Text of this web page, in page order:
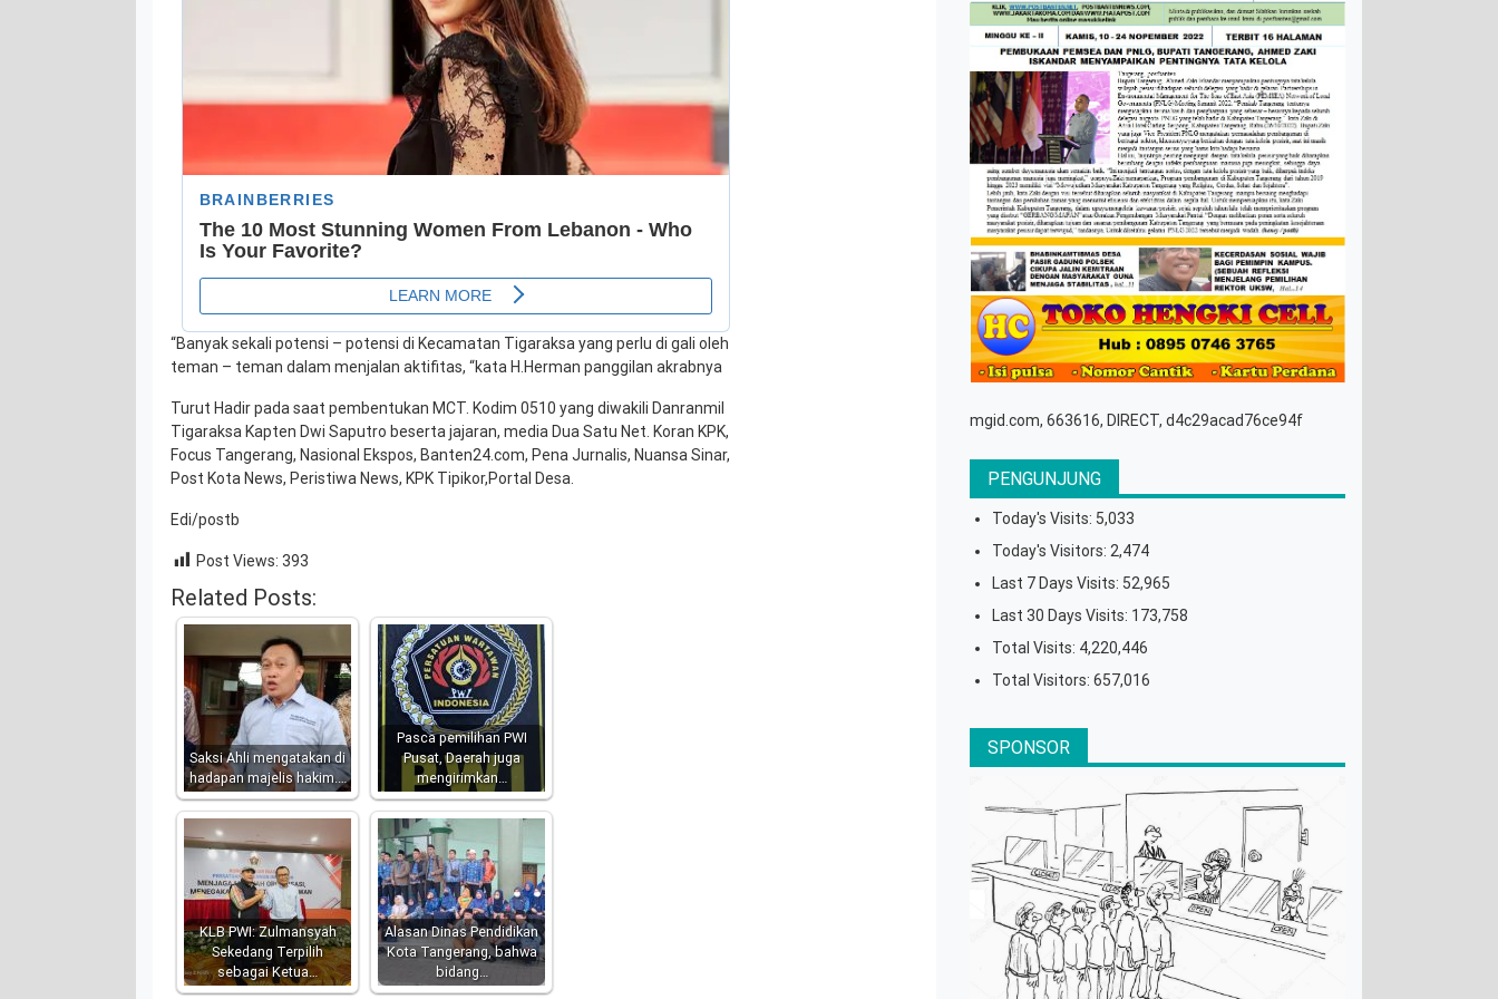
“Banyak sekali potensi – potensi di Kecamatan Tigaraksa yang perlu di gali oleh
teman – teman dalam menjalan aktifitas, “kata H.Herman panggilan akrabnya
Turut Hadir pada saat pembentukan MCT. Kodim 0510 yang diwakili Danranmil
Tigaraksa Kapten Dwi Saputro beserta jajaran, media Dua Satu Net. Koran KPK,
Focus Tangerang, Nasional Ekspos, Banten24.com, Pena Jurnalis, Nuansa Sinar,
Post Kota News, Peristiwa News, KPK Tipikor,Portal Desa.
Edi/postb
Post Views: 393
Related Posts:
Saksi Ahli mengatakan di
hadapan majelis hakim.…
Pasca pemilihan PWI
Pusat, Daerah juga
mengirimkan…
KLB PWI: Zulmansyah
Sekedang Terpilih
sebagai Ketua…
Alasan Dinas Pendidikan
Kota Tangerang, bahwa
bidang…
mgid.com, 663616, DIRECT, d4c29acad76ce94f
PENGUNJUNG
Today's Visits: 5,033
Today's Visitors: 2,474
Last 7 Days Visits: 52,965
Last 30 Days Visits: 173,758
Total Visits: 4,220,446
Total Visitors:657,016
SPONSOR